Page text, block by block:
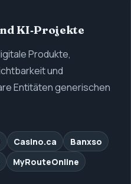
KI‑Projekte
Produkte,
und
Entitäten generischen
Casino.ca
Banxso
MyRouteOnline